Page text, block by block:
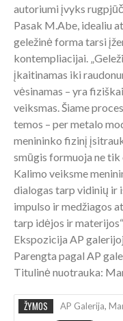
autoriumi įvyks
Pasak M.Abe, idealiu
geležinė forma tarsi
kontempliacijai.
įkaitinamas iki
vėsinamas – yra
veiksmas. Šiame
temos – per metalo
menininko fizinį
smūgis formuoja ne
Kalimo veiksme
dialogas tarp vidinių ir
impulso ir medžiagos
tarp idėjos ir
Ekspozicija AP
Parengta pagal AP
Titulinė nuotrauka:
ŽYMOS AP Galerija,